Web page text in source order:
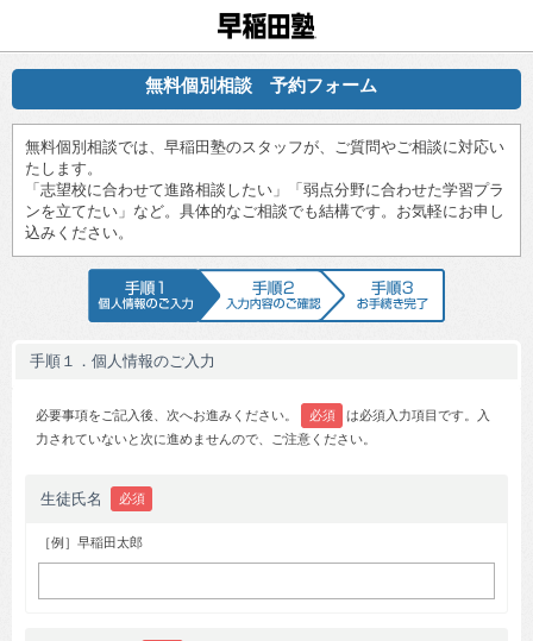
無料個別相談 予約フォーム
無料個別相談では、早稲田塾のスタッフが、ご質問やご相談に対応い
たします。
「志望校に合わせて進路相談したい」「弱点分野に合わせた学習プラ
ンを立てたい」など。具体的なご相談でも結構です。お気軽にお申し
込みください。
手順1 個人情報のご入力手順2 入力内容のご確認
手順１．個人情報のご入力
必要事項をご記入後、次へお進みください。 必須
は必須入力項目です。入
力されていないと次に進めませんので、ご注意ください。
生徒氏名 必須
［例］早稲田太郎